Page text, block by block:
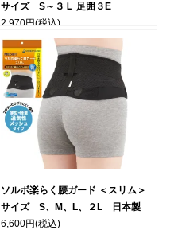
サイズ S～３Ｌ 足囲３E
2,970円(税込)
ソルボ楽らく腰ガード ＜スリム＞
サイズ S、M、L、２L 日本製
6,600円(税込)